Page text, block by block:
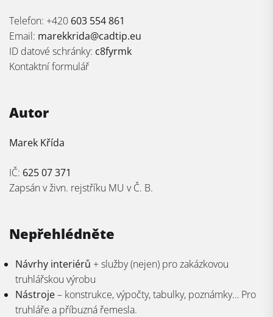
Telefon: +420 603 554 861
Email: marekkrida@cadtip.eu
ID datové schránky: c8fyrmk
Kontaktní formulář
Autor
Marek Křída
IČ: 625 07 371
Zapsán v živn. rejstříku MU v Č. B.
Nepřehlédněte
Návrhy interiérů + služby (nejen) pro zakázkovou
truhlářskou výrobu
Nástroje– konstrukce, výpočty, tabulky, poznámky… Pro
truhláře a příbuzná řemesla.